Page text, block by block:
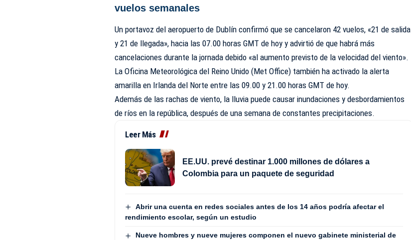
vuelos semanales
Un portavoz del aeropuerto de Dublín confirmó que se cancelaron 42 vuelos, «21 de salida
y 21 de llegada», hacia las 07.00 horas GMT de hoy y advirtió de que habrá más
cancelaciones durante la jornada debido «al aumento previsto de la velocidad del viento».
La Oficina Meteorológica del Reino Unido (Met Office) también ha activado la alerta
amarilla en Irlanda del Norte entre las 09.00 y 21.00 horas GMT de hoy.
Además de las rachas de viento, la lluvia puede causar inundaciones y desbordamientos
de ríos en la república, después de una semana de constantes precipitaciones.
Leer Más
EE.UU. prevé destinar 1.000 millones de dólares a
Colombia para un paquete de seguridad
Abrir una cuenta en redes sociales antes de los 14 años podría afectar el
rendimiento escolar, según un estudio
Nueve hombres y nueve mujeres componen el nuevo gabinete ministerial de